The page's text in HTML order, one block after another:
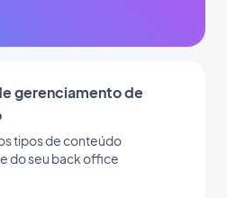
gerenciamento de
tipos de conteúdo
do seu back office